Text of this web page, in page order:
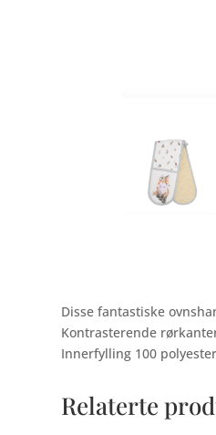
Disse fantastiske
Kontrasterende
Innerfylling 100
Relaterte